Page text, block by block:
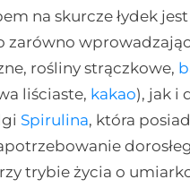
na skurcze łydek
zarówno
rośliny strączkowe,
liściaste, kakao), jak i
Spirulina, która
trybie życia o